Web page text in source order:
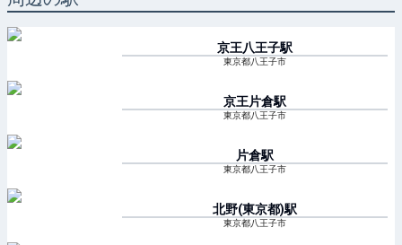
京王八王子駅
東京都八王子市
京王片倉駅
東京都八王子市
片倉駅
東京都八王子市
北野(東京都)駅
東京都八王子市